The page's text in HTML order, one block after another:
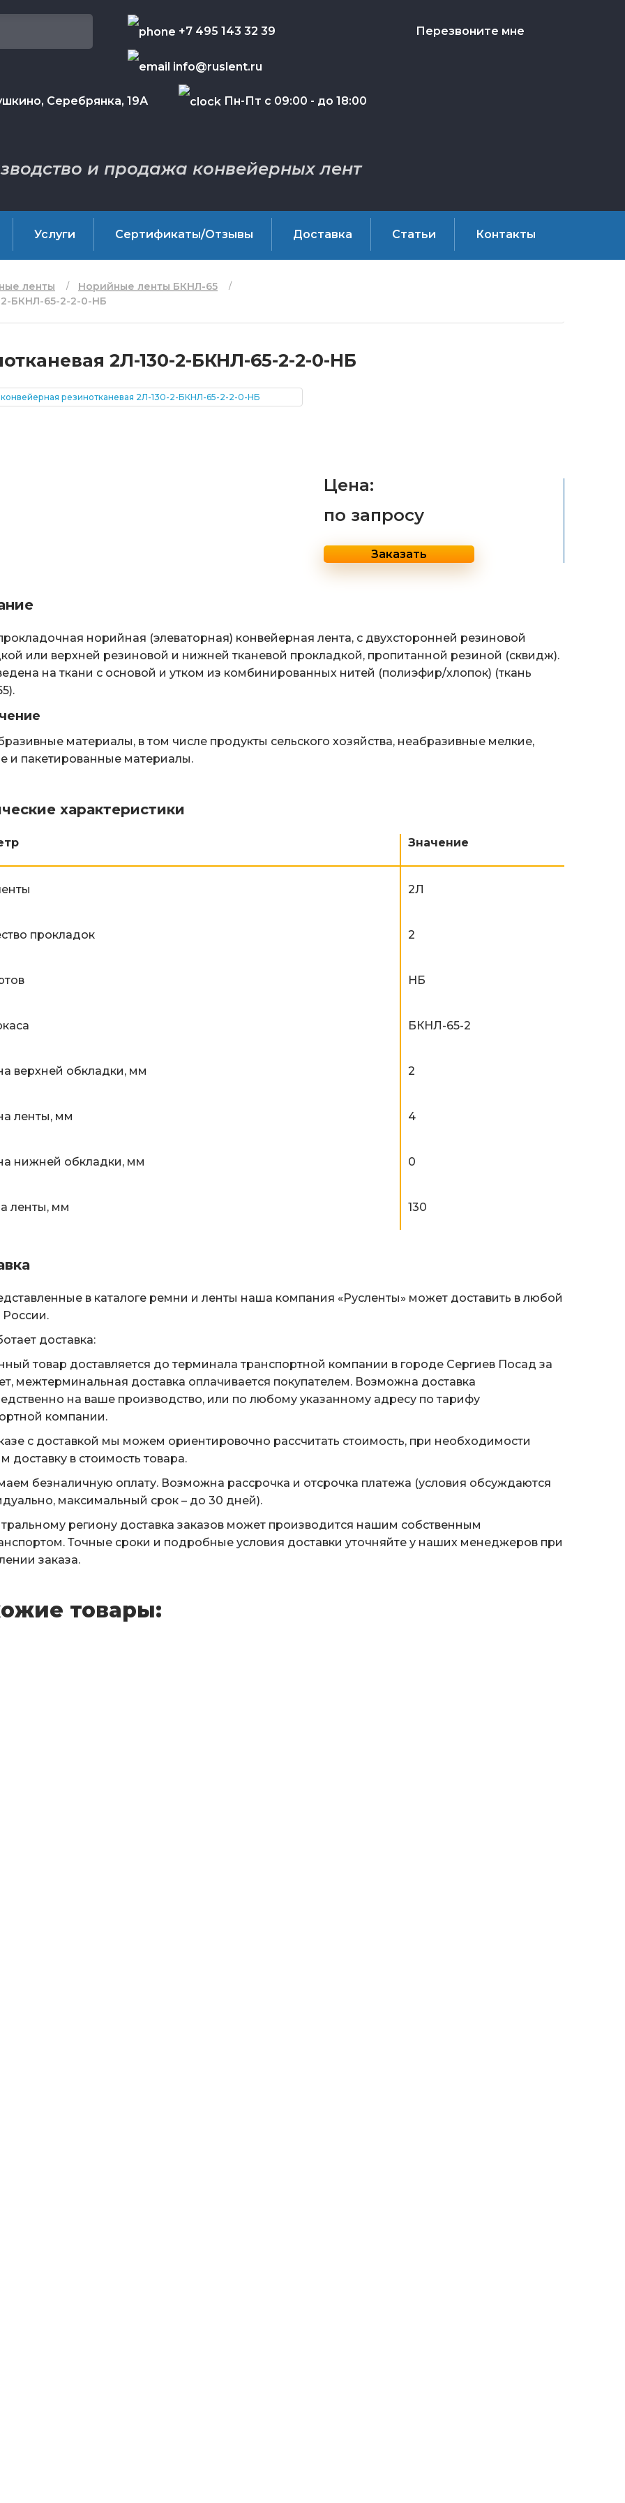
Серебрянка, 19А Пн-Пт с 09:00 - до 18:00
+7 495 143 32 39
info@ruslent.ru
Перезвоните мне
и продажа конвейерных лент
Услуги Сертификаты/Отзывы Доставка Статьи Контакты
ленты
Норийные ленты БКНЛ-65
2-БКНЛ-65-2-2-0-НБ
2Л-130-2-БКНЛ-65-2-2-0-НБ
Цена:
по запросу
Заказать
норийная (элеваторная) конвейерная лента, с двухсторонней резиновой
или верхней резиновой и нижней тканевой прокладкой, пропитанной резиной (сквидж).
на ткани с основой и утком из комбинированных нитей (полиэфир/хлопок) (ткань
материалы, в том числе продукты сельского хозяйства, неабразивные мелкие,
и пакетированные материалы.
характеристики
Значение
2Л
прокладок 2
НБ
БКНЛ-65-2
верхней обкладки, мм 2
ленты, мм 4
нижней обкладки, мм 0
ленты, мм 130
в каталоге ремни и ленты наша компания «Русленты» может доставить в любой
России.
доставка:
товар доставляется до терминала транспортной компании в городе Сергиев Посад за
межтерминальная доставка оплачивается покупателем. Возможна доставка
на ваше производство, или по любому указанному адресу по тарифу
компании.
с доставкой мы можем ориентировочно рассчитать стоимость, при необходимости
доставку в стоимость товара.
безналичную оплату. Возможна рассрочка и отсрочка платежа (условия обсуждаются
максимальный срок – до 30 дней).
региону доставка заказов может производится нашим собственным
Точные сроки и подробные условия доставки уточняйте у наших менеджеров при
заказа.
товары: